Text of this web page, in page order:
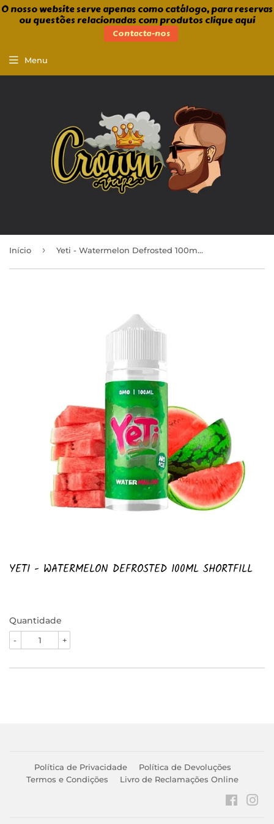
O nosso website serve apenas como catálogo, para reservas
ou questões relacionadas com produtos clique aqui
Contacta-nos
Menu
Início › Yeti - Watermelon Defrosted 100ml Shortfill
YETI - WATERMELON DEFROSTED 100ML SHORTFILL
Quantidade
+
-
Política de Privacidade
Política de Devoluções
Termos e Condições
Livro de Reclamações Online